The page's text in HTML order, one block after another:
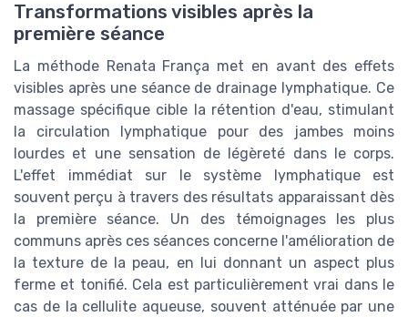
Transformations visibles après la
première séance
La méthode Renata França met en avant des effets
visibles après une séance de drainage lymphatique. Ce
massage spécifique cible la rétention d'eau, stimulant
la circulation lymphatique pour des jambes moins
lourdes et une sensation de légèreté dans le corps.
L'effet immédiat sur le système lymphatique est
souvent perçu à travers des résultats apparaissant dès
la première séance. Un des témoignages les plus
communs après ces séances concerne l'amélioration de
la texture de la peau, en lui donnant un aspect plus
ferme et tonifié. Cela est particulièrement vrai dans le
cas de la cellulite aqueuse, souvent atténuée par une